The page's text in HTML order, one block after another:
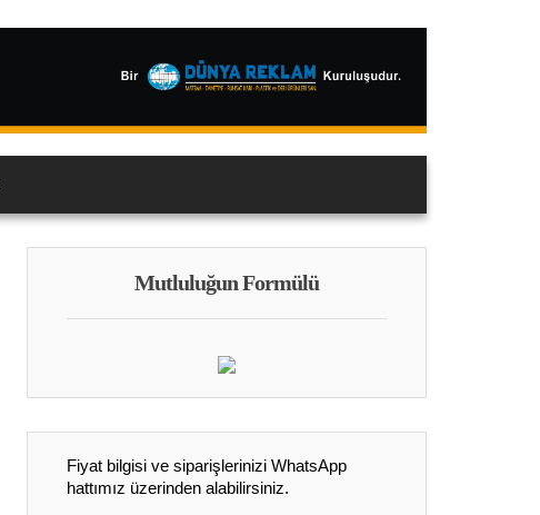
Mutluluğun Formülü
Fiyat bilgisi ve siparişlerinizi WhatsApp
hattımız üzerinden alabilirsiniz.